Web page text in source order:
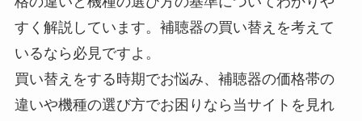
すく解説しています。補聴器の買い替えを考えて
いるなら必見ですよ。
買い替えをする時期でお悩み、補聴器の価格帯の
違いや機種の選び方でお困りなら当サイトを見れ